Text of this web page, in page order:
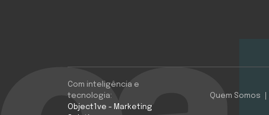
Com inteligência e
tecnologia:
Object1ve - Marketing
Quem Somos